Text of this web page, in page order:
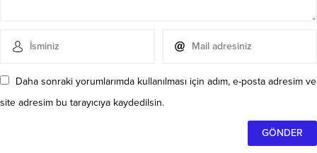
Daha sonraki yorumlarımda kullanılması için adım, e-posta adresim ve
site adresim bu tarayıcıya kaydedilsin.